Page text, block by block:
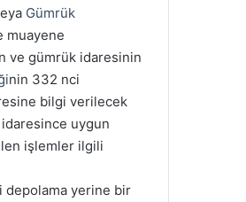
Gümrük
muayene
ve gümrük idaresinin
nin 332 nci
bilgi verilecek
uygun
işlemler ilgili
depolama yerine bir